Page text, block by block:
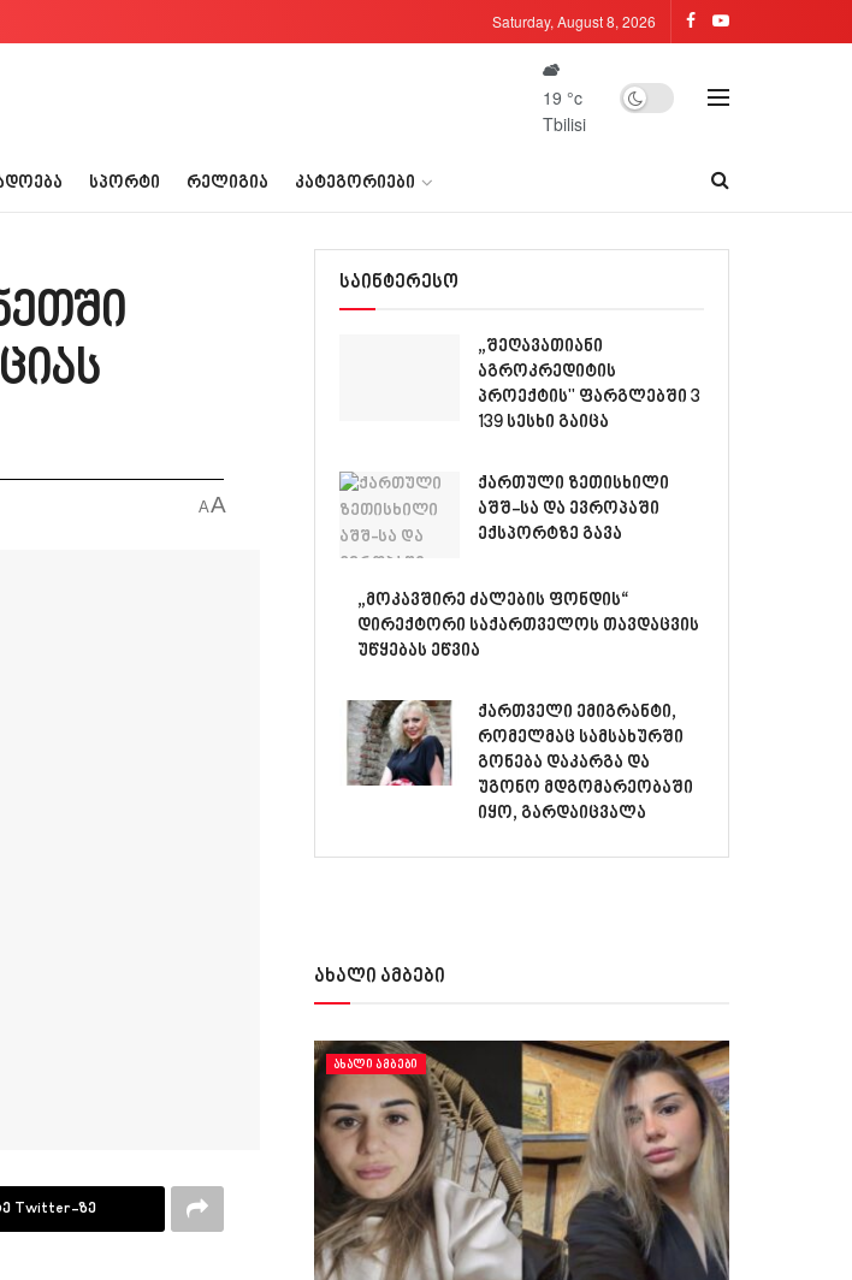
Saturday, August 8, 2026
19 °c
Tbilisi
ᲡᲞᲝᲠᲢᲘ ᲠᲔᲚᲘᲒᲘᲐ ᲙᲐᲢᲔᲒᲝᲠᲘᲔᲑᲘ
AA
Twitter-ზე
საინტერესო
„შეღავათიანი
აგროკრედიტის
პროექტის" ფარგლებში 3
139 სესხი გაიცა
ქართული ზეთისხილი
აშშ-სა და ევროპაში
ექსპორტზე გავა
„მოკავშირე ძალების ფონდის“
დირექტორი საქართველოს თავდაცვის
უწყებას ეწვია
ქართველი ემიგრანტი,
რომელმაც სამსახურში
გონება დაკარგა და
უგონო მდგომარეობაში
იყო, გარდაიცვალა
ახალი ამბები
ᲐᲮᲐᲚᲘ ᲐᲛᲑᲔᲑᲘ